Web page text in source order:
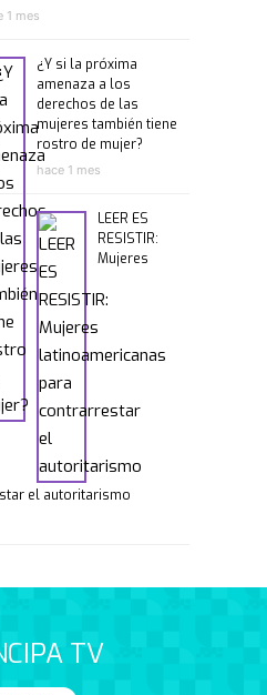
1 mes
¿Y si la próxima
amenaza a los
derechos de las
mujeres también tiene
rostro de mujer?
hace 1 mes
LEER ES
RESISTIR:
Mujeres
el autoritarismo
TV